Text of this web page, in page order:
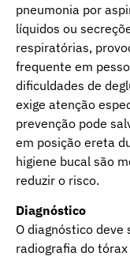
pneumonia por
líquidos ou
respiratórias,
frequente em
dificuldades de
exige atenção
prevenção pode
em posição ereta
higiene bucal são
reduzir o risco.
Diagnóstico
O diagnóstico
radiografia do tórax